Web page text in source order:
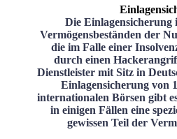
Die Einlagensicherung
Vermögensbeständen der
die im Falle einer
durch einen
Dienstleister mit Sitz in
Einlagensicherung von
internationalen Börsen gibt
in einigen Fällen eine
gewissen Teil der